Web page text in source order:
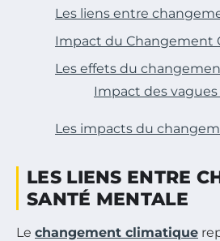
Les liens entre
Impact du Changement
Les effets du
Impact des
Les impacts du
LES LIENS ENTRE
SANTÉ MENTALE
Le changement climatique